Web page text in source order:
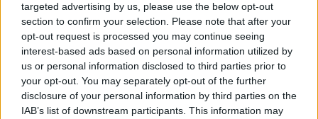
targeted advertising by us, please use the below opt-out
section to confirm your selection. Please note that after your
opt-out request is processed you may continue seeing
interest-based ads based on personal information utilized by
us or personal information disclosed to third parties prior to
your opt-out. You may separately opt-out of the further
disclosure of your personal information by third parties on the
IAB’s list of downstream participants. This information may